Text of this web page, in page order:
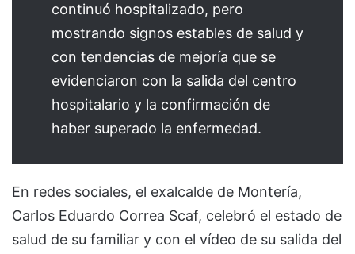
continuó hospitalizado, pero
mostrando signos estables de salud y
con tendencias de mejoría que se
evidenciaron con la salida del centro
hospitalario y la confirmación de
haber superado la enfermedad.
En redes sociales, el exalcalde de Montería,
Carlos Eduardo Correa Scaf, celebró el estado de
salud de su familiar y con el vídeo de su salida del